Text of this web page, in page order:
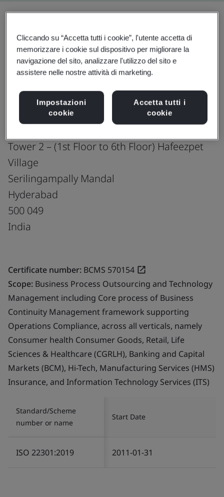
Condividi: Effettua l’upgrade
Phoenix Trivium Project
Survey No: 87P and 88P
Tower 2 – (1st Floor to 6th Floor) Hafeezpet
Village
Serilingampally Mandal
Hyderabad
500 049
India
Certificate number: BCMS 570154
Scope: Business Process Outsourcing and Technology
Management including Core process of Business
Continuity Management framework supporting
Operations Compliance, across all verticals, namely
Consumer health Consumer Goods, Retail, Life
Sciences & Healthcare (CGRLH), Banking and Capital
Markets (BCM), Hi-Tech, Manufacturing Services (HMS)
Insurance, and Information Technology Services (ITS)
Standard/Scheme
number or name
Start Date
ISO 22301:2019 2011-01-31
Cliccando su “Accetta tutti i cookie”, l'utente accetta di
memorizzare i cookie sul dispositivo per migliorare la
navigazione del sito, analizzare l'utilizzo del sito e
assistere nelle nostre attività di marketing.
Impostazioni
cookie
Accetta tutti i
cookie